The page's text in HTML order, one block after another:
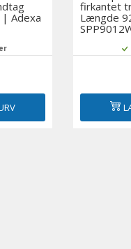
Adexa
firkantet
Længde
og delikatessekøleskabe
dæk og vægskabe med